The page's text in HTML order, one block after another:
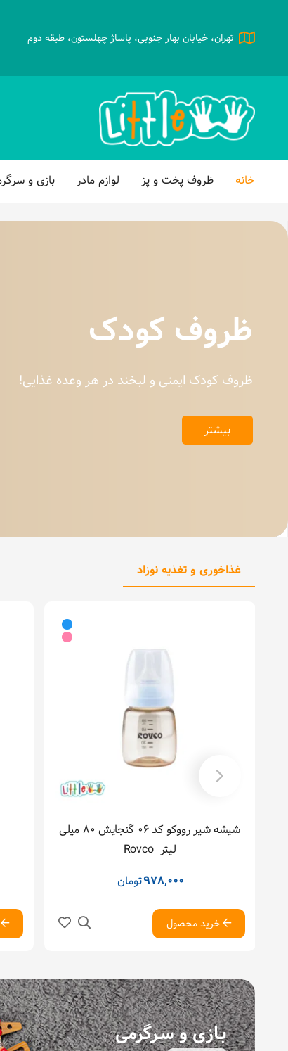
تهران، خیابان بهار جنوبی، پاساژ چهلستون، طبقه دوم
خانه ظروف پخت و پز لوازم مادر بازی و
ظروف کودک
ظروف کودک ایمنی و لبخند در هر وعده غذایی!
بیشتر
غذاخوری و تغذیه نوزاد
شیشه شیر رووکو کد 06 گنجایش 80 میلی
لیتر ‬‬ Rovco
تومان978,000
خرید محصول
بـازی و سـرگرمی